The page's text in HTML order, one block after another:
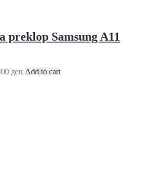
preklop Samsung A11
ден Add to cart